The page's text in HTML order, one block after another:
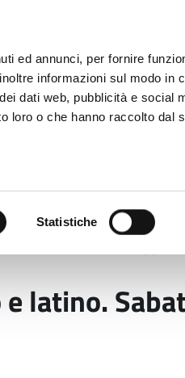
ed annunci, per fornire
informazioni sul modo in
dati web, pubblicità e social
loro o che hanno raccolto dal
Statistiche
latino.